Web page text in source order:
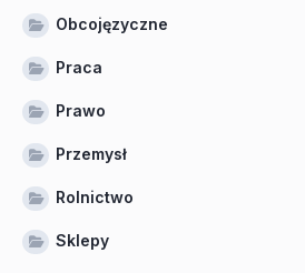
Obcojęzyczne
Praca
Prawo
Przemysł
Rolnictwo
Sklepy